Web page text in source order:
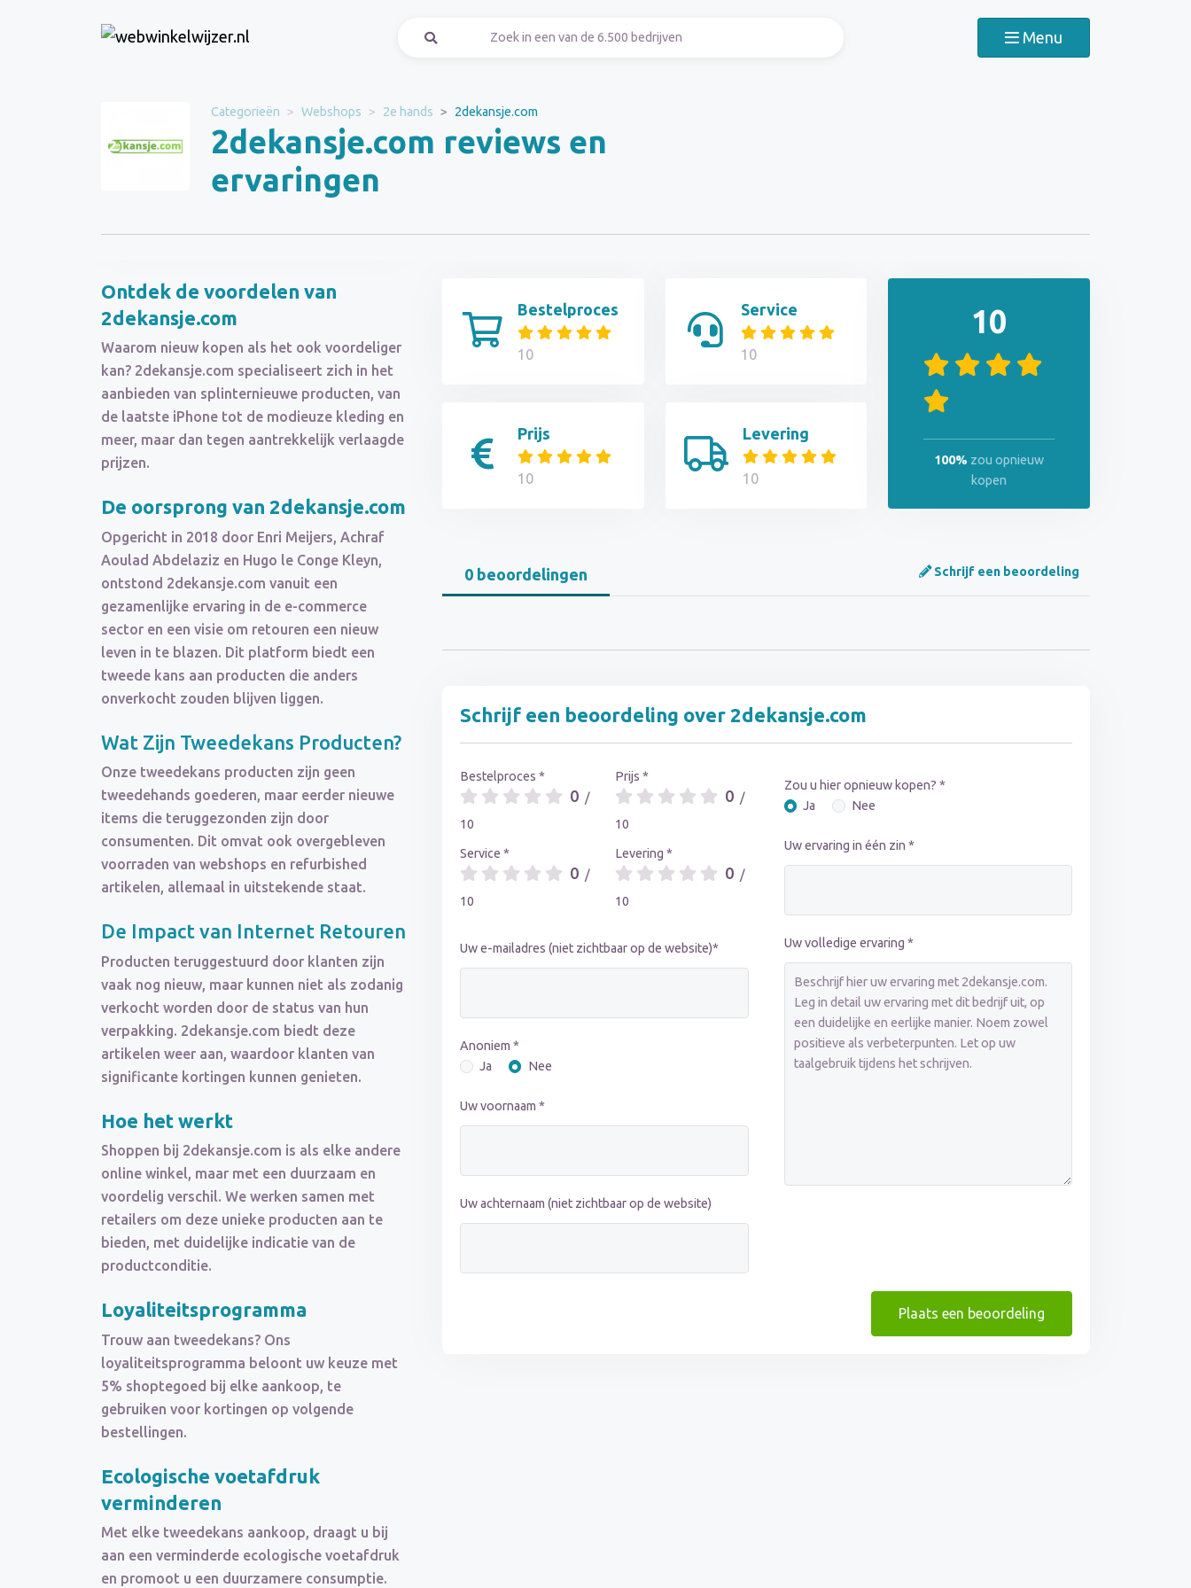
Menu
Categorieën Webshops 2e hands 2dekansje.com
2dekansje.com reviews en
ervaringen
2dekansje.com
Categorie
Webshops
Ontdek de voordelen van
2dekansje.com
Waarom nieuw kopen als het ook voordeliger
kan? 2dekansje.com specialiseert zich in het
aanbieden van splinternieuwe producten, van
de laatste iPhone tot de modieuze kleding en
meer, maar dan tegen aantrekkelijk verlaagde
prijzen.
De oorsprong van 2dekansje.com
Opgericht in 2018 door Enri Meijers, Achraf
Aoulad Abdelaziz en Hugo le Conge Kleyn,
ontstond 2dekansje.com vanuit een
gezamenlijke ervaring in de e-commerce
sector en een visie om retouren een nieuw
leven in te blazen. Dit platform biedt een
tweede kans aan producten die anders
onverkocht zouden blijven liggen.
Wat Zijn Tweedekans Producten?
Onze tweedekans producten zijn geen
tweedehands goederen, maar eerder nieuwe
items die teruggezonden zijn door
consumenten. Dit omvat ook overgebleven
voorraden van webshops en refurbished
artikelen, allemaal in uitstekende staat.
De Impact van Internet Retouren
Producten teruggestuurd door klanten zijn
vaak nog nieuw, maar kunnen niet als zodanig
verkocht worden door de status van hun
verpakking. 2dekansje.com biedt deze
artikelen weer aan, waardoor klanten van
significante kortingen kunnen genieten.
Hoe het werkt
Shoppen bij 2dekansje.com is als elke andere
online winkel, maar met een duurzaam en
voordelig verschil. We werken samen met
retailers om deze unieke producten aan te
bieden, met duidelijke indicatie van de
productconditie.
Loyaliteitsprogramma
Trouw aan tweedekans? Ons
loyaliteitsprogramma beloont uw keuze met
5% shoptegoed bij elke aankoop, te
gebruiken voor kortingen op volgende
bestellingen.
Ecologische voetafdruk
verminderen
Met elke tweedekans aankoop, draagt u bij
aan een verminderde ecologische voetafdruk
en promoot u een duurzamere consumptie.
Bestelproces
10
Prijs
10
Service
10
Levering
10
10
100% zou opnieuw
kopen
0 beoordelingen Schrijf een beoordeling
Schrijf een beoordeling over 2dekansje.com
Bestelproces *
0 /
10
Service *
0 /
10
Prijs *
0 /
10
Levering *
0 /
10
Uw e-mailadres (niet zichtbaar op de website)*
Anoniem *
Ja
Nee
Uw voornaam *
Uw achternaam (niet zichtbaar op de website)
Zou u hier opnieuw kopen? *
Ja
Nee
Uw ervaring in één zin *
Uw volledige ervaring *
Plaats een beoordeling